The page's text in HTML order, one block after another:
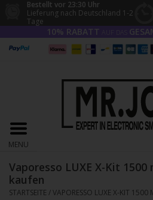
Bestellt vor 23:30 Uhr
Lieferung nach Deutschland 1-2
Tage
10% RABATT
MENU
Vaporesso LUXE X-Kit 1500
kaufen
STARTSEITE /VAPORESSO LUXE X-KIT 1500